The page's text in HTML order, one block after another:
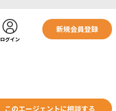
ログイン
新規会員登録
このエージェントに相談する